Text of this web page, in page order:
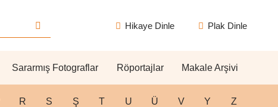
Hikaye Dinle Plak Dinle
Sararmış Fotograflar Röportajlar Makale Arşivi
R S Ş T U Ü V Y Z